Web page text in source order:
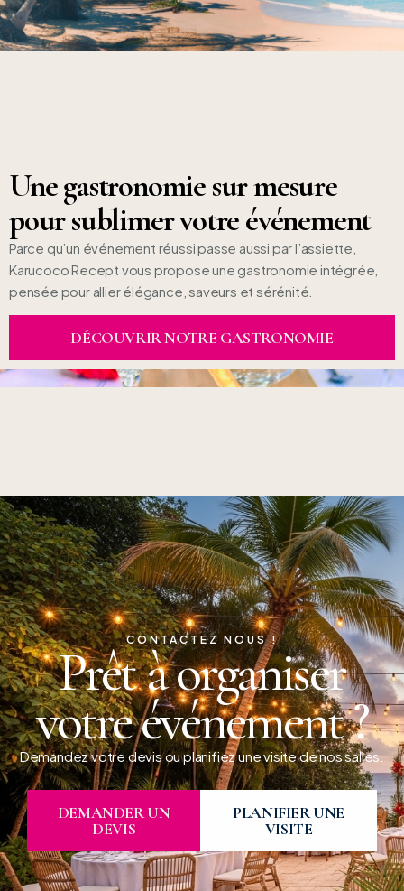
Une gastronomie sur mesure
pour sublimer votre événement
Parce qu’un événement réussi passe aussi par l’assiette,
Karucoco Recept vous propose une gastronomie intégrée,
pensée pour allier élégance, saveurs et sérénité.
DÉCOUVRIR NOTRE GASTRONOMIE
CONTACTEZ NOUS !
Prêt à organiser
votre événement ?
Demandez votre devis ou planifiez une visite de nos salles.
DEMANDER UN
DEVIS
PLANIFIER UNE
VISITE